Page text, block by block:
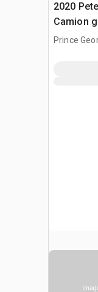
2020
Camion
Prince